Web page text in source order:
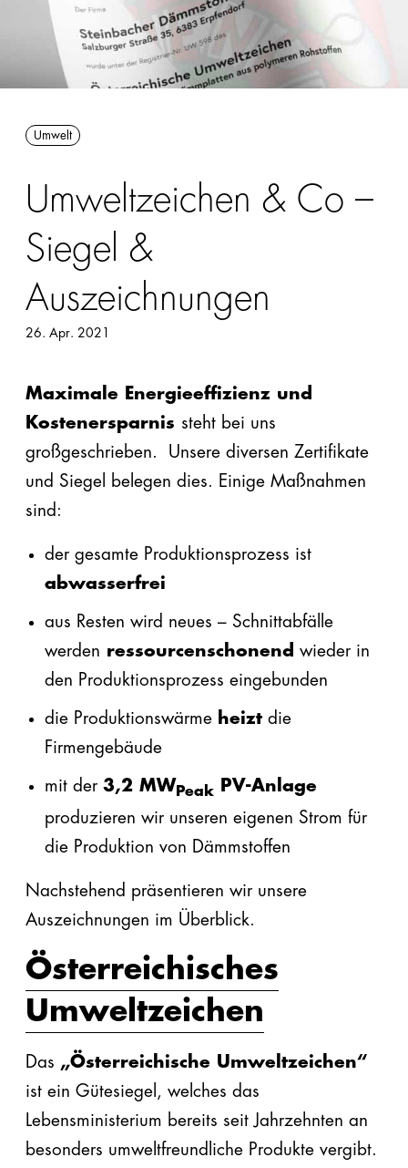
Förderungen
Handbücher/Kataloge
Sortimentsliste
Innendämmung
Perimeter/Keller
Sonstige:
Flocken,
Ladungsträger
Snowfarming
Produkte
Alle
EPS
EPS
plus
PU
PE
Steinwolle
Zubehör
Umwelt
Umweltzeichen & Co –
Siegel &
Auszeichnungen
26. Apr. 2021
Maximale Energieeffizienz und
Kostenersparnis steht bei uns
großgeschrieben. Unsere diversen Zertifikate
und Siegel belegen dies. Einige Maßnahmen
sind:
der gesamte Produktionsprozess ist
abwasserfrei
aus Resten wird neues – Schnittabfälle
werden ressourcenschonend wieder in
den Produktionsprozess eingebunden
die Produktionswärme heizt die
Firmengebäude
mit der 3,2 MW Peak PV-Anlage
produzieren wir unseren eigenen Strom für
die Produktion von Dämmstoffen
Nachstehend präsentieren wir unsere
Auszeichnungen im Überblick.
Österreichisches
Umweltzeichen
Das „Österreichische Umweltzeichen“
ist ein Gütesiegel, welches das
Lebensministerium bereits seit Jahrzehnten an
besonders umweltfreundliche Produkte vergibt.